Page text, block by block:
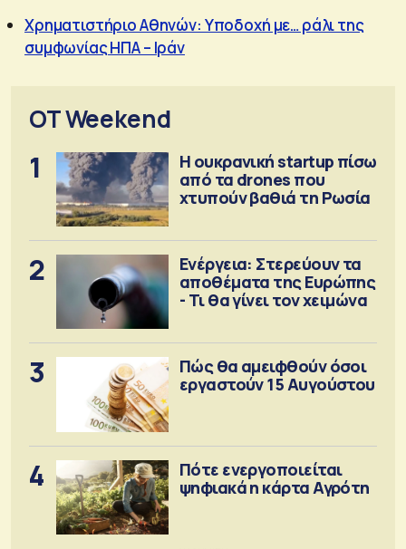
Χρηματιστήριο Αθηνών: Υποδοχή με… ράλι της
συμφωνίας ΗΠΑ – Ιράν
OT Weekend
1
Η ουκρανική startup πίσω
από τα drones που
χτυπούν βαθιά τη Ρωσία
2
Ενέργεια: Στερεύουν τα
αποθέματα της Ευρώπης
- Τι θα γίνει τον χειμώνα
3
Πώς θα αμειφθούν όσοι
εργαστούν 15 Αυγούστου
4
Πότε ενεργοποιείται
ψηφιακά η κάρτα Αγρότη